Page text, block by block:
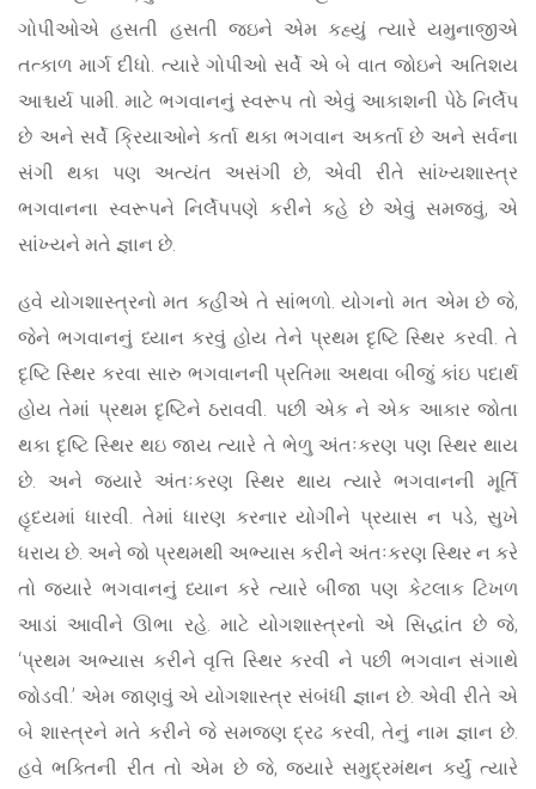
ગોપીઓએ હસતી હસતી જઇને એમ કહ્યું ત્યારે યમુનાજીએ
તત્કાળ માર્ગ દીધો. ત્યારે ગોપીઓ સર્વે એ બે વાત જોઇને અતિશય
આશ્ચર્ય પામી. માટે ભગવાનનું સ્વરૂપ તો એવું આકાશની પેઠે નિર્લેપ
છે અને સર્વે ક્રિયાઓને કર્તા થકા ભગવાન અકર્તા છે અને સર્વના
સંગી થકા પણ અત્યંત અસંગી છે, એવી રીતે સાંખ્યશાસ્ત્ર
ભગવાનના સ્વરૂપને નિર્લેપપણે કરીને કહે છે એવું સમજવું, એ
સાંખ્યને મતે જ્ઞાન છે.
હવે યોગશાસ્ત્રનો મત કહીએ તે સાંભળો. યોગનો મત એમ છે જે,
જેને ભગવાનનું ધ્યાન કરવું હોય તેને પ્રથમ દૃષ્ટિ સ્થિર કરવી. તે
દૃષ્ટિ સ્થિર કરવા સારુ ભગવાનની પ્રતિમા અથવા બીજું કાંઇ પદાર્થ
હોય તેમાં પ્રથમ દૃષ્ટિને ઠરાવવી. પછી એક ને એક આકાર જોતા
થકા દૃષ્ટિ સ્થિર થઇ જાય ત્યારે તે ભેળુ અંતઃકરણ પણ સ્થિર થાય
છે. અને જ્યારે અંતઃકરણ સ્થિર થાય ત્યારે ભગવાનની મૂર્તિ
હૃદયમાં ધારવી. તેમાં ધારણ કરનાર યોગીને પ્રયાસ ન પડે, સુખે
ધરાય છે. અને જો પ્રથમથી અભ્યાસ કરીને અંતઃકરણ સ્થિર ન કરે
તો જ્યારે ભગવાનનું ધ્યાન કરે ત્યારે બીજા પણ કેટલાક ટિખળ
આડાં આવીને ઊભા રહે. માટે યોગશાસ્ત્રનો એ સિદ્ધાંત છે જે,
‘પ્રથમ અભ્યાસ કરીને વૃત્તિ સ્થિર કરવી ને પછી ભગવાન સંગાથે
જોડવી.’ એમ જાણવું એ યોગશાસ્ત્ર સંબંધી જ્ઞાન છે. એવી રીતે એ
બે શાસ્ત્રને મતે કરીને જે સમજણ દ્રઢ કરવી, તેનું નામ જ્ઞાન છે.
હવે ભક્તિની રીત તો એમ છે જે, જ્યારે સમુદ્રમંથન કર્યું ત્યારે